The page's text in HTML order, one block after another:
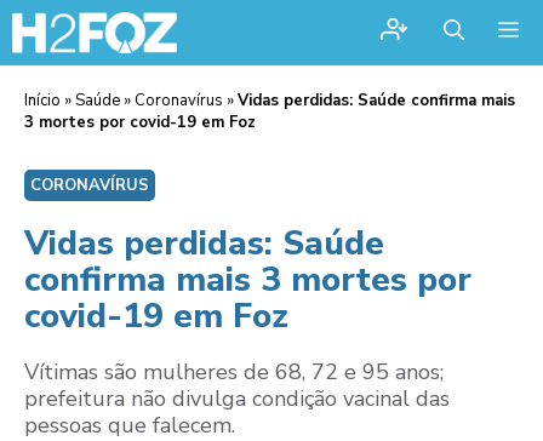
Início »Saúde » Coronavírus »Vidas perdidas: Saúde confirma mais
3 mortes por covid-19 em Foz
CORONAVÍRUS
Vidas perdidas: Saúde
confirma mais 3 mortes por
covid-19 em Foz
Vítimas são mulheres de 68, 72 e 95 anos;
prefeitura não divulga condição vacinal das
pessoas que falecem.